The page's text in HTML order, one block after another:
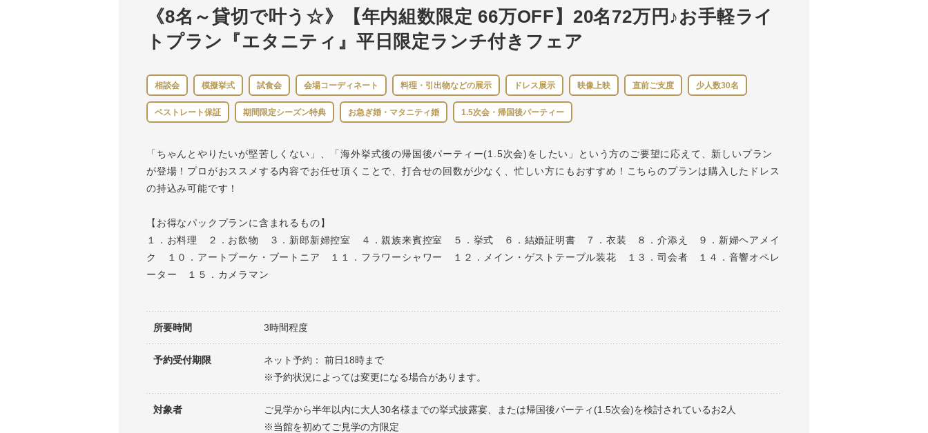
《8名～貸切で叶う☆》【年内組数限定 66万OFF】20名72万円♪お手軽ライ
トプラン『エタニティ』平日限定ランチ付きフェア
相談会 模擬挙式 試食会 会場コーディネート 料理・引出物などの展示 ドレス展示 映像上映 直前ご支度 少人数30名
ベストレート保証 期間限定シーズン特典 お急ぎ婚・マタニティ婚 1.5次会・帰国後パーティー
「ちゃんとやりたいが堅苦しくない」、「海外挙式後の帰国後パーティー(1.5次会)をしたい」という方のご要望に応えて、新しいプラン
が登場！プロがおススメする内容でお任せ頂くことで、打合せの回数が少なく、忙しい方にもおすすめ！こちらのプランは購入したドレス
の持込み可能です！
【お得なパックプランに含まれるもの】
１．お料理 ２．お飲物 ３．新郎新婦控室 ４．親族来賓控室 ５．挙式 ６．結婚証明書 ７．衣装 ８．介添え ９．新婦ヘアメイ
ク １０．アートブーケ・ブートニア １１．フラワーシャワー １２．メイン・ゲストテーブル装花 １３．司会者 １４．音響オペレ
ーター １５．カメラマン
所要時間 3時間程度
予約受付期限
ネット予約： 前日18時まで
※予約状況によっては変更になる場合があります。
対象者
ご見学から半年以内に大人30名様までの挙式披露宴、または帰国後パーティ(1.5次会)を検討されているお2人
※当館を初めてご見学の方限定